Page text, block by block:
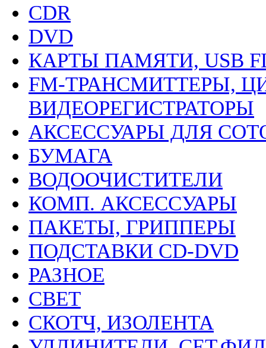
CDR
DVD
КАРТЫ ПАМЯТИ, USB
FM-ТРАНСМИТТЕРЫ,
ВИДЕОРЕГИСТРАТОРЫ
АКСЕССУАРЫ ДЛЯ
БУМАГА
ВОДООЧИСТИТЕЛИ
КОМП. АКСЕССУАРЫ
ПАКЕТЫ, ГРИППЕРЫ
ПОДСТАВКИ CD-DVD
РАЗНОЕ
СВЕТ
СКОТЧ, ИЗОЛЕНТА